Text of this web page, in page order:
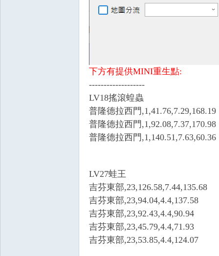
下方有提供MINI重生點:
-------------------
LV18搖滾蝗蟲
普隆德拉西門,1,41.76,7.29,168.19
普隆德拉西門,1,92.08,7.37,170.98
普隆德拉西門,1,140.51,7.63,60.36
LV27蛙王
吉芬東部,23,126.58,7.44,135.68
吉芬東部,23,94.04,4.4,137.58
吉芬東部,23,92.43,4.4,90.94
吉芬東部,23,45.79,4.4,71.93
吉芬東部,23,53.85,4.4,124.07